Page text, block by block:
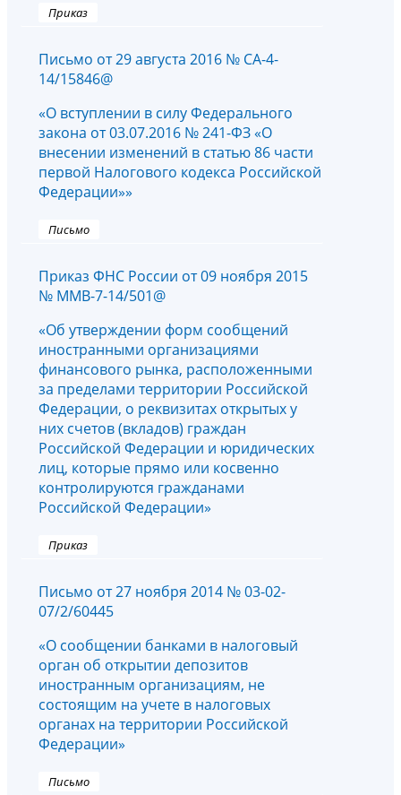
Приказ
Письмо от 29 августа 2016 № СА-4-
14/15846@
«О вступлении в силу Федерального
закона от 03.07.2016 № 241-ФЗ «О
внесении изменений в статью 86 части
первой Налогового кодекса Российской
Федерации»»
Письмо
Приказ ФНС России от 09 ноября 2015
№ ММВ-7-14/501@
«Об утверждении форм сообщений
иностранными организациями
финансового рынка, расположенными
за пределами территории Российской
Федерации, о реквизитах открытых у
них счетов (вкладов) граждан
Российской Федерации и юридических
лиц, которые прямо или косвенно
контролируются гражданами
Российской Федерации»
Приказ
Письмо от 27 ноября 2014 № 03-02-
07/2/60445
«О сообщении банками в налоговый
орган об открытии депозитов
иностранным организациям, не
состоящим на учете в налоговых
органах на территории Российской
Федерации»
Письмо